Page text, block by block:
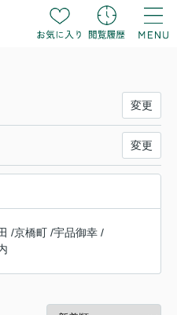
変更
変更
/京橋町 /宇品御幸 /